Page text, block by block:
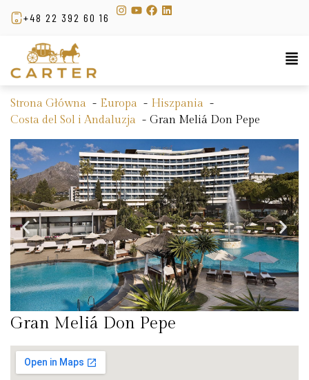
+48 22 392 60 16
Strona Główna Europa
Hiszpania
Costa del Sol i Andaluzja
Gran Meliá Don Pepe
Gran Meliá Don Pepe